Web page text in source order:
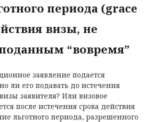
периода (grace
визы, не
“вовремя”
заявление подается
ли его подавать до истечения
заявителя? Или визовое
после истечения срока действия
льготного периода, разрешенного